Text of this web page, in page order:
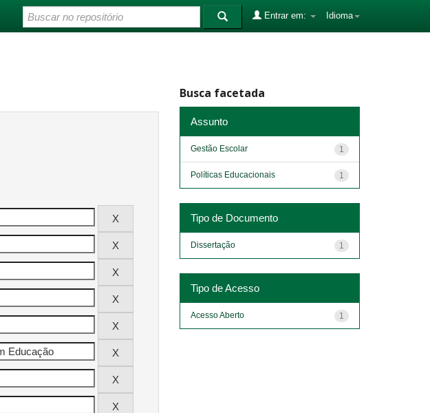
Idioma
Entrar em:
Busca facetada
Assunto
1
Gestão Escolar
1
Políticas Educacionais
Tipo de Documento
1
Dissertação
Tipo de Acesso
1
Acesso Aberto